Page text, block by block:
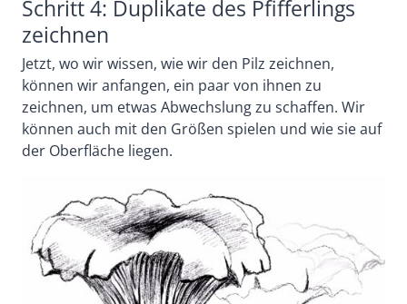
Schritt 4: Duplikate des Pfifferlings
zeichnen
Jetzt, wo wir wissen, wie wir den Pilz zeichnen,
können wir anfangen, ein paar von ihnen zu
zeichnen, um etwas Abwechslung zu schaffen. Wir
können auch mit den Größen spielen und wie sie auf
der Oberfläche liegen.